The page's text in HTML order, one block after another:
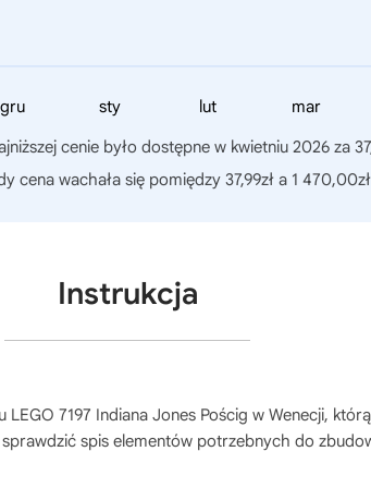
mar
lut
sty
gru
cenie było dostępne w kwietniu 2026 za
cena wachała się pomiędzy 37,99zł a 1
Instrukcja
LEGO 7197 Indiana Jones Pościg w Wenecji,
sprawdzić spis elementów potrzebnych do